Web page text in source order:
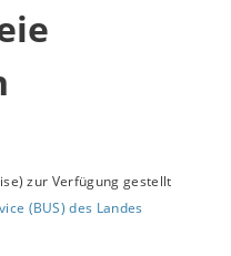
zur Verfügung gestellt
(BUS) des Landes